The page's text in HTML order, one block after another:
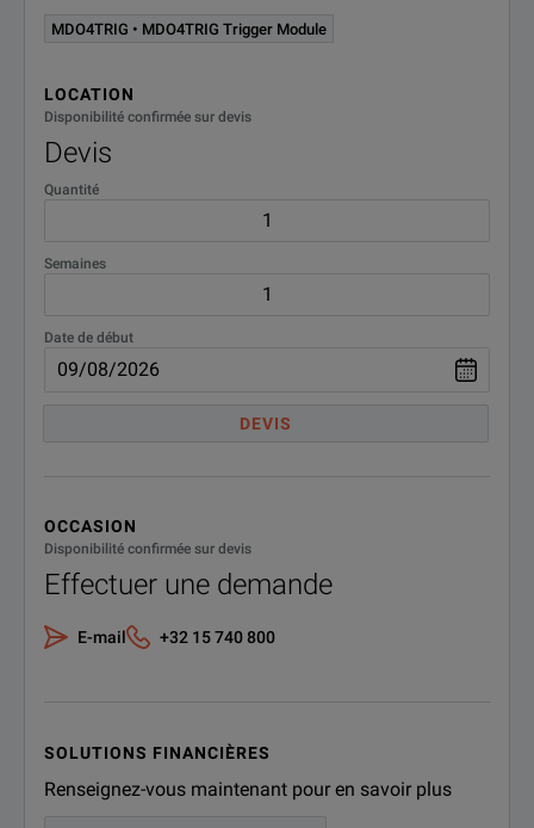
MDO4TRIG • MDO4TRIG Trigger Module
LOCATION
Disponibilité confirmée sur devis
Devis
Quantité
Semaines
Date de début
DEVIS
OCCASION
Disponibilité confirmée sur devis
Effectuer une demande
E-mail +32 15 740 800
SOLUTIONS FINANCIÈRES
Renseignez-vous maintenant pour en savoir plus